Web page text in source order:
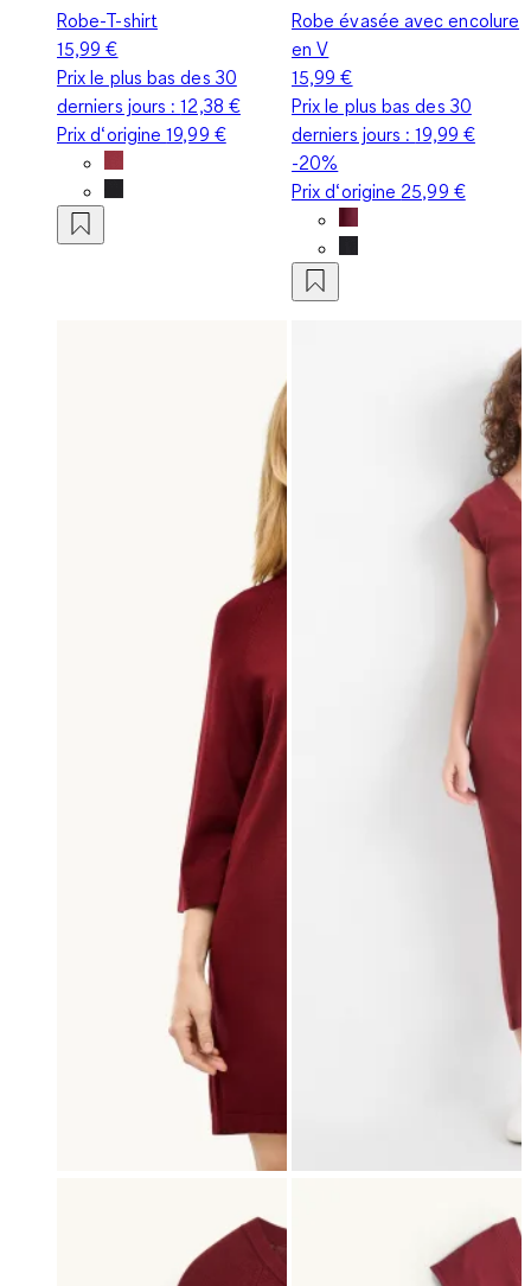
Robe-T-shirt
15,99 €
Prix le plus bas des 30
derniers jours :12,38 €
Prix d‘origine19,99 €
Robe évasée avec encolure
en V
15,99 €
Prix le plus bas des 30
derniers jours :19,99 €
-20%
Prix d‘origine 25,99 €